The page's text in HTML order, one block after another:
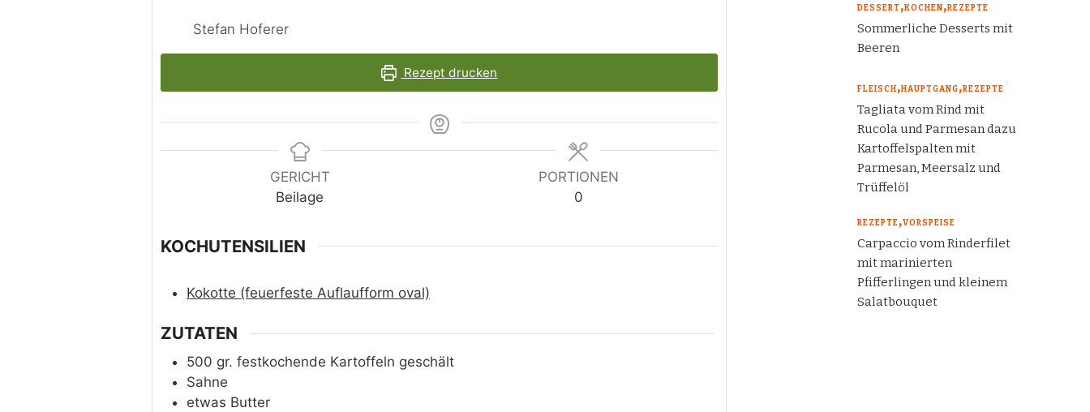
Stefan Hoferer
Rezept drucken
GERICHT
Beilage
PORTIONEN
0
KOCHUTENSILIEN
Kokotte (feuerfeste Auflaufform oval)
ZUTATEN
500 gr. festkochende Kartoffeln geschält
Sahne
etwas Butter
DESSERT KOCHEN REZEPTE
Sommerliche Desserts mit
Beeren
FLEISCH HAUPTGANG REZEPTE
Tagliata vom Rind mit
Rucola und Parmesan dazu
Kartoffelspalten mit
Parmesan, Meersalz und
Trüffelöl
REZEPTE VORSPEISE
Carpaccio vom Rinderfilet
mit marinierten
Pfifferlingen und kleinem
Salatbouquet